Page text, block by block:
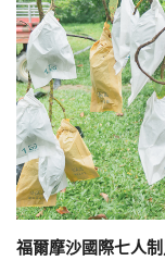
福爾摩沙國際七人